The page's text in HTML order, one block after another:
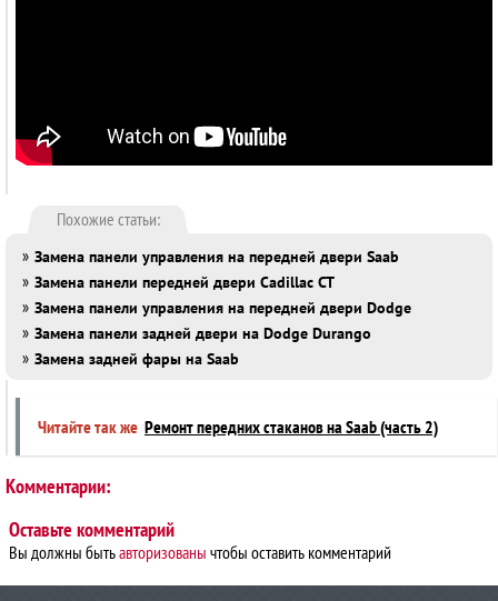
Похожие статьи:
» Замена панели управления на передней двери Saab
» Замена панели передней двери Cadillac CT
» Замена панели управления на передней двери Dodge
» Замена панели задней двери на Dodge Durango
» Замена задней фары на Saab
Читайте так же Ремонт передних стаканов на Saab (часть 2)
Комментарии:
Оставьте комментарий
Вы должны бытьавторизованы чтобы оставить комментарий